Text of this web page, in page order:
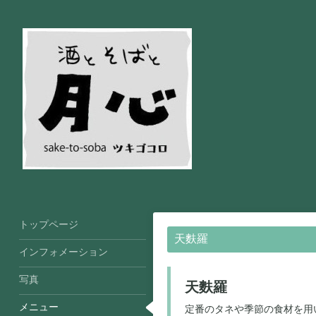
天麩羅
天麩羅
定番のタネや季節の食材を
トップページ
インフォメーション
写真
メニュー